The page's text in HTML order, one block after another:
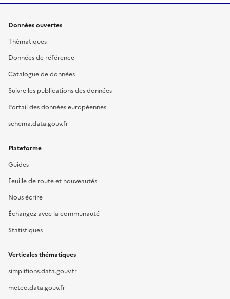
Données ouvertes
Thématiques
Données de référence
Catalogue de données
Suivre les publications des données
Portail des données européennes
schema.data.gouv.fr
Plateforme
Guides
Feuille de route et nouveautés
Nous écrire
Échangez avec la communauté
Statistiques
Verticales thématiques
simplifions.data.gouv.fr
meteo.data.gouv.fr